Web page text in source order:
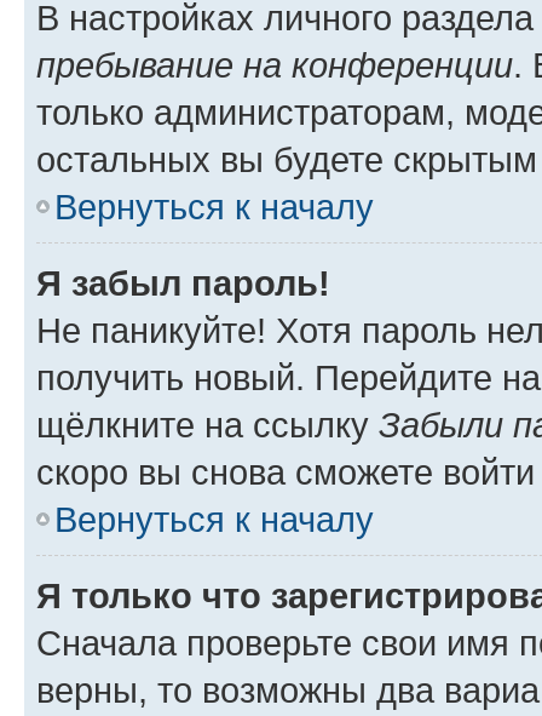
В настройках личного
пребывание на конференции.
только администраторам,
остальных вы будете
Вернуться к началу
Я забыл пароль!
Не паникуйте! Хотя пароль
получить новый. Перейдите
щёлкните на ссылку Забыли
скоро вы снова сможете
Вернуться к началу
Я только что
Сначала проверьте свои имя
верны, то возможны два